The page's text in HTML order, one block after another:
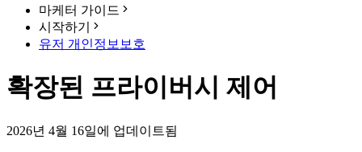
마케터 가이드
시작하기
유저 개인정보보호
확장된 프라이버시 제어
2026년 4월 16일에 업데이트됨